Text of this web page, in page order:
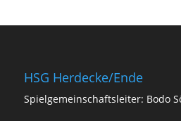
HSG Herdecke/Ende
Spielgemeinschaftsleiter: Bodo